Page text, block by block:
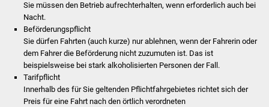
Ortsrecht
FNP / Bebauungspläne
Wahlen
Stadtinfo
Sie müssen den Betrieb aufrechterhalten, wenn erforderlich auch bei
Nacht.
Beförderungspflicht
Sie dürfen Fahrten (auch kurze) nur ablehnen, wenn der Fahrerin oder
dem Fahrer die Beförderung nicht zuzumuten ist. Das ist
beispielsweise bei stark alkoholisierten Personen der Fall.
Tarifpflicht
Innerhalb des für Sie geltenden Pflichtfahrgebietes richtet sich der
Preis für eine Fahrt nach den örtlich verordneten